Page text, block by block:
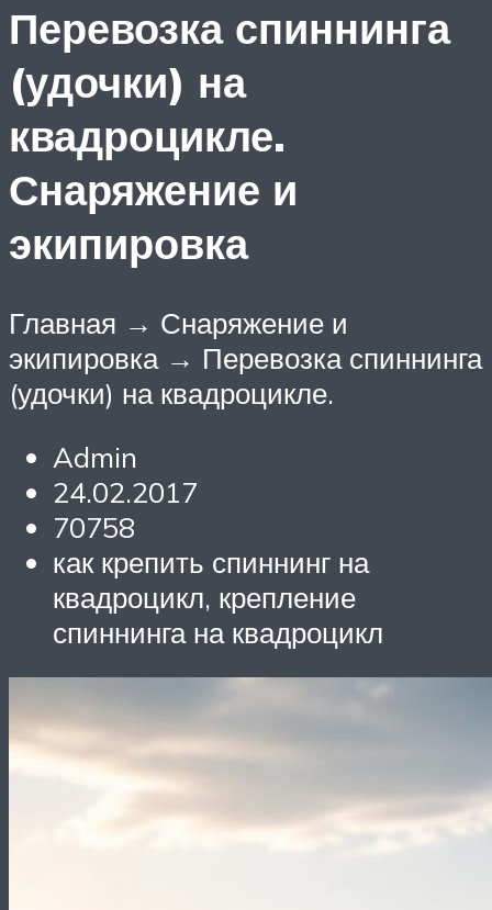
Перевозка спиннинга
(удочки) на
квадроцикле.
Снаряжение и
экипировка
Главная → Снаряжение и
экипировка → Перевозка спиннинга
(удочки) на квадроцикле.
Admin
24.02.2017
70758
как крепить спиннинг на
квадроцикл, крепление
спиннинга на квадроцикл